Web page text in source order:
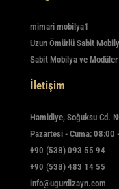
mimari mobilya1
Uzun Ömürlü Sabit
Sabit Mobilya ve Modüler
İletişim
Hamidiye, Soğuksu Cd.
Pazartesi - Cuma: 08:00
+90 (538) 093 55 94
+90 (538) 483 14 55
info@ugurdizayn.com